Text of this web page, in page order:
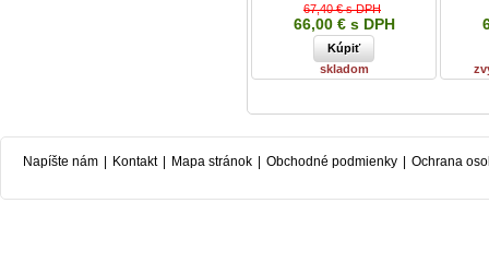
67,40 € s DPH
66,00 € s DPH
skladom
Napíšte nám Kontakt Mapa stránok Obchodné podmienky Ochrana